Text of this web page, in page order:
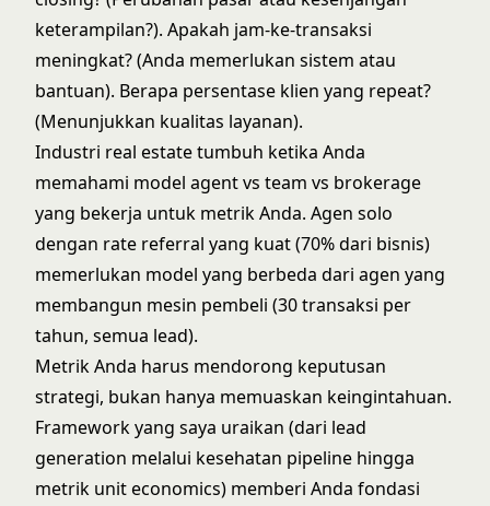
keterampilan?). Apakah jam-ke-transaksi
meningkat? (Anda memerlukan sistem atau
bantuan). Berapa persentase klien yang repeat?
(Menunjukkan kualitas layanan).
Industri real estate tumbuh ketika Anda
memahami model agent vs team vs brokerage
yang bekerja untuk metrik Anda. Agen solo
dengan rate referral yang kuat (70% dari bisnis)
memerlukan model yang berbeda dari agen yang
membangun mesin pembeli (30 transaksi per
tahun, semua lead).
Metrik Anda harus mendorong keputusan
strategi, bukan hanya memuaskan keingintahuan.
Framework yang saya uraikan (dari lead
generation melalui kesehatan pipeline hingga
metrik unit economics) memberi Anda fondasi